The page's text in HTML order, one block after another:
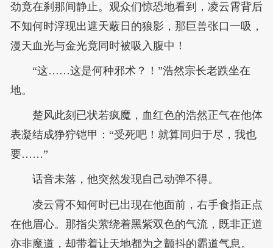
劲竟在刹那间静止。观众们惊恐地看到，凌云霄背后
不知何时浮现出遮天蔽日的狼影，那巨兽张口一吸，
漫天血光与金光竟同时被吸入腹中！
“这……这是何种邪术？！”浩然宗长老跌坐在
地。
楚风此刻已状若疯魔，血红色的浩然正气在他体
表凝结成狰狞铠甲：“受死吧！就算同归于尽，我也
要……”
话音未落，他突然发现自己动弹不得。
凌云霄不知何时已出现在他面前，右手食指正点
在他眉心。那指尖萦绕着黑紫双色的气流，既非正道
亦非魔道，却带着让天地都为之颤抖的霸道气息。